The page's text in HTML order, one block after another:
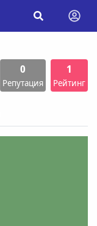
0
Репутация
1
Рейтинг